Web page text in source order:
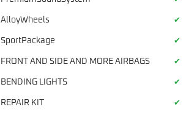
AlloyWheels ✔
SportPackage ✔
FRONT AND SIDE AND MORE AIRBAGS ✔
BENDING LIGHTS ✔
REPAIR KIT ✔